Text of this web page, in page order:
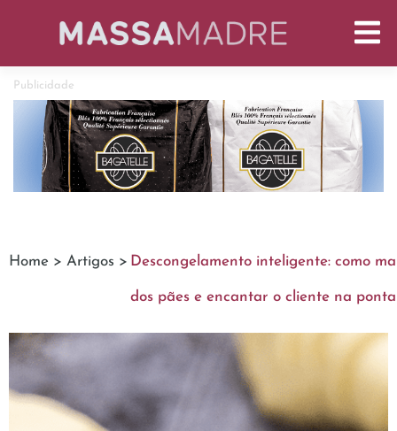
Publicidade
Home > Artigos > Descongelamento inteligente: como
dos pães e encantar o cliente na